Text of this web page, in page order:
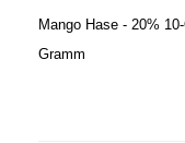
Mango Hase - 20%
Gramm